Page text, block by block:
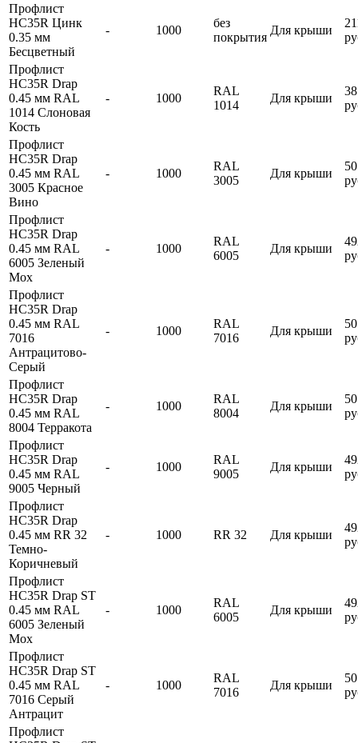
Профлист
HC35R Цинк
0.35 мм
Бесцветный
- 1000
без
покрытия
Для крыши
Профлист
HC35R Drap
0.45 мм RAL
1014 Слоновая
Кость
- 1000
RAL
1014
Для крыши
Профлист
HC35R Drap
0.45 мм RAL
3005 Красное
Вино
- 1000
RAL
3005
Для крыши
Профлист
HC35R Drap
0.45 мм RAL
6005 Зеленый
Мох
- 1000
RAL
6005
Для крыши
Профлист
HC35R Drap
0.45 мм RAL
7016
Антрацитово-
Серый
- 1000
RAL
7016
Для крыши
Профлист
HC35R Drap
0.45 мм RAL
8004 Терракота
- 1000
RAL
8004
Для крыши
Профлист
HC35R Drap
0.45 мм RAL
9005 Черный
- 1000
RAL
9005
Для крыши
Профлист
HC35R Drap
0.45 мм RR 32
Темно-
Коричневый
- 1000 RR 32 Для крыши
Профлист
HC35R Drap ST
0.45 мм RAL
6005 Зеленый
Мох
- 1000
RAL
6005
Для крыши
Профлист
HC35R Drap ST
0.45 мм RAL
7016 Серый
Антрацит
- 1000
RAL
7016
Для крыши
Профлист